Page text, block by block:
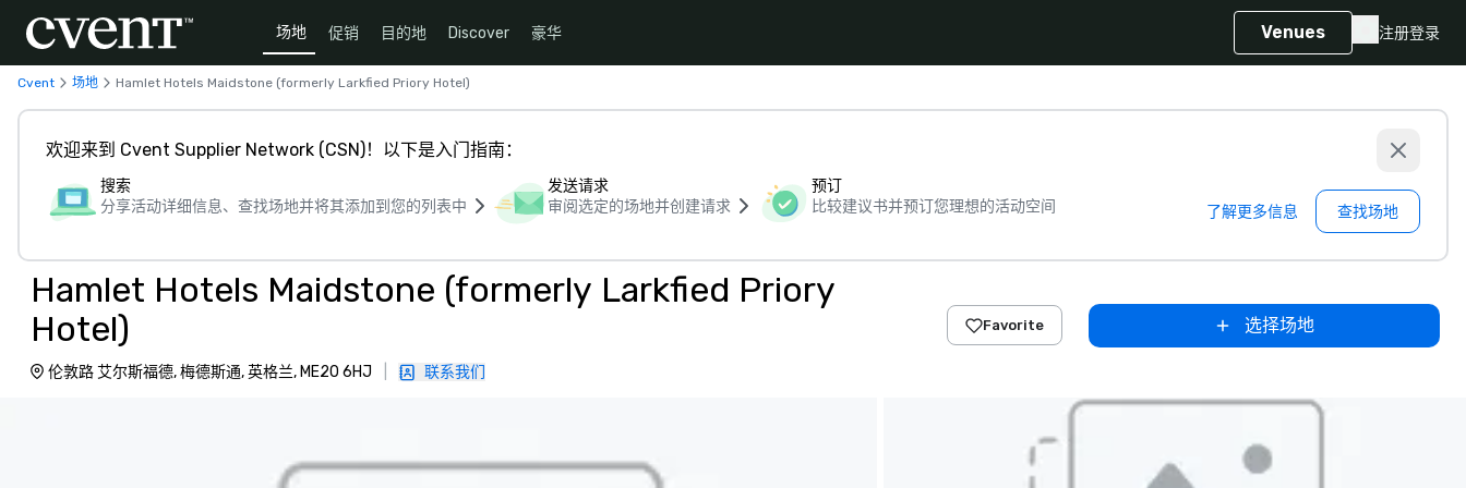
场地 促销 目的地 Discover 豪华 Venues 注册登录
Cvent 场地 Hamlet Hotels Maidstone (formerly Larkfied Priory Hotel)
欢迎来到 Cvent Supplier Network (CSN)！以下是入门指南：
搜索
分享活动详细信息、查找场地并将其添加到您的列表中
发送请求
审阅选定的场地并创建请求
预订
比较建议书并预订您理想的活动空间
了解更多信息 查找场地
Hamlet Hotels Maidstone (formerly Larkfied Priory
Hotel)
伦敦路 艾尔斯福德, 梅德斯通, 英格兰, ME20 6HJ 联系我们
Favorite 选择场地